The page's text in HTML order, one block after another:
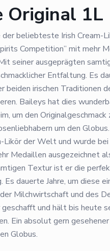
Original 1L
beliebteste Irish Cream-
Competition” mit mehr
seiner ausgeprägten
Entfaltung. Es
beiden irischen Traditionen
Baileys hat dies
um den
um den
der Welt und wurde bei
Medaillen ausgezeichnet
Textur ist er die
dauerte Jahre, um diese
Milchwirtschaft und des
und hält bis heute
Ein absolut gern
Globus.